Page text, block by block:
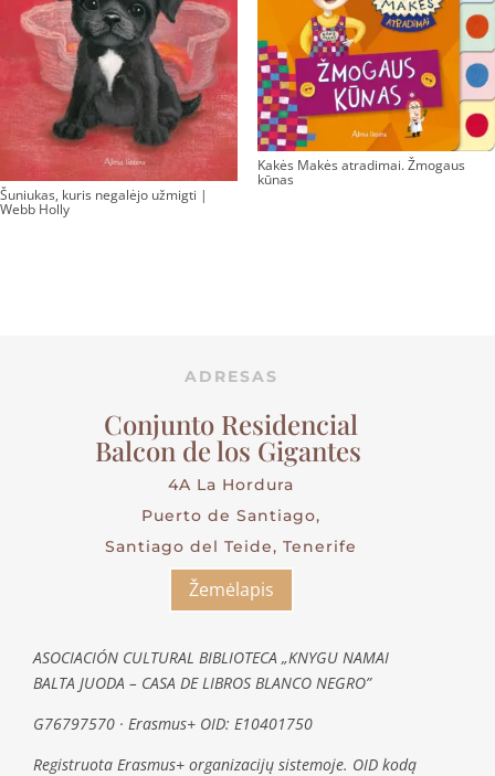
Šuniukas, kuris negalėjo užmigti |
Webb Holly
Kakės Makės atradimai. Žmogaus
kūnas
ADRESAS
Conjunto Residencial
Balcon de los Gigantes
4A La Hordura
Puerto de Santiago,
Santiago del Teide, Tenerife
Žemėlapis
ASOCIACIÓN CULTURAL BIBLIOTECA „KNYGU NAMAI
BALTA JUODA – CASA DE LIBROS BLANCO NEGRO”
G76797570 · Erasmus+ OID: E10401750
Registruota Erasmus+ organizacijų sistemoje. OID kodą